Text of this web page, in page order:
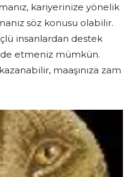
kariyerinize yönelik
söz konusu olabilir.
insanlardan destek
etmeniz mümkün.
maaşınıza zam